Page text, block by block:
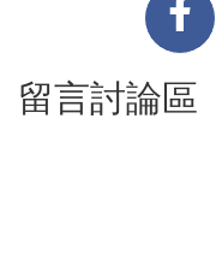
留言討論區